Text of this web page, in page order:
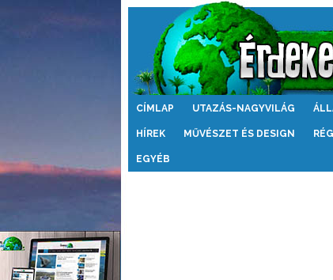
Érdekes
CÍMLAP UTAZÁS-NAGYVILÁG
HÍREK MŰVÉSZET ÉS DESIGN
EGYÉB